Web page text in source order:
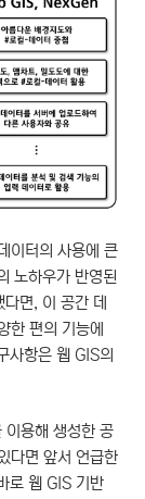
이터의 사용에 큰
노하우가 반영된
면, 이 공간 데
한 편의 기능에
사항은 웹 GIS의
용해 생성한 공
다면 앞서 언급한
로 웹 GIS 기반